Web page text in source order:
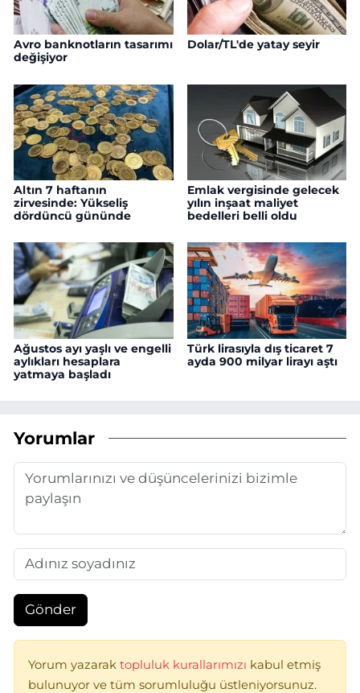
Avro banknotların tasarımı
değişiyor
Dolar/TL'de yatay seyir
Altın 7 haftanın
zirvesinde: Yükseliş
dördüncü gününde
Emlak vergisinde gelecek
yılın inşaat maliyet
bedelleri belli oldu
Ağustos ayı yaşlı ve engelli
aylıkları hesaplara
yatmaya başladı
Türk lirasıyla dış ticaret 7
ayda 900 milyar lirayı aştı
Yorumlar
Gönder
Yorum yazarak topluluk kurallarımızı kabul etmiş
bulunuyor ve tüm sorumluluğu üstleniyorsunuz.